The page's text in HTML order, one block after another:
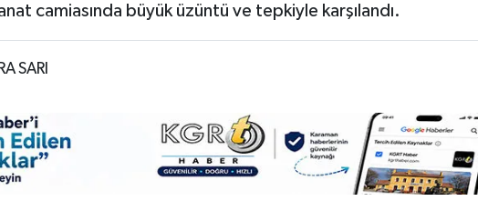
camiasında büyük üzüntü ve tepkiyle karşılandı.
SARI